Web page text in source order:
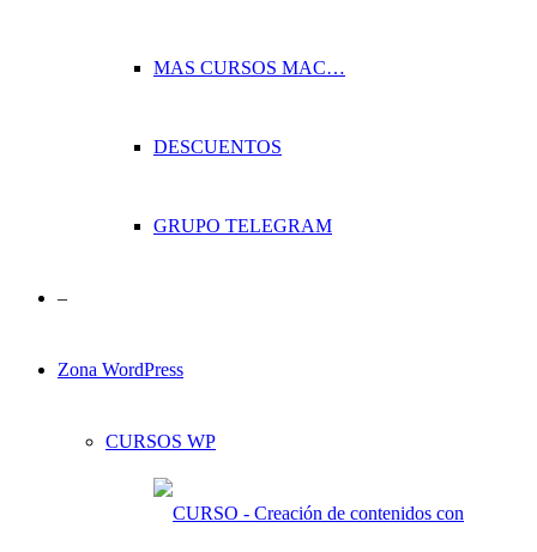
MAS CURSOS MAC…
DESCUENTOS
GRUPO TELEGRAM
–
Zona WordPress
CURSOS WP